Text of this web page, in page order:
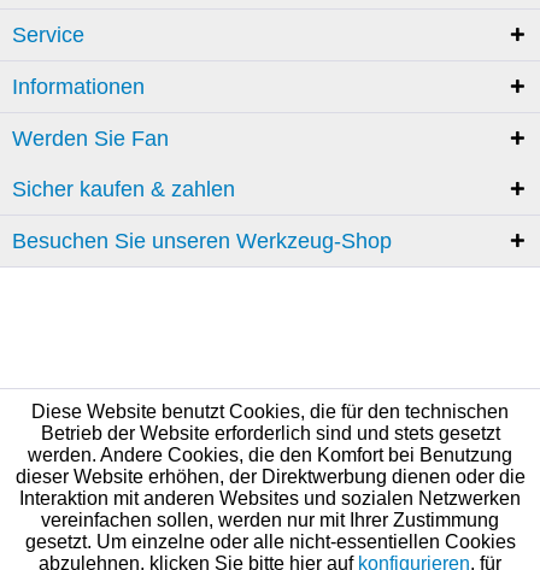
Service
Informationen
Werden Sie Fan
Sicher kaufen & zahlen
Besuchen Sie unseren Werkzeug-Shop
Diese Website benutzt Cookies, die für den technischen
Betrieb der Website erforderlich sind und stets gesetzt
werden. Andere Cookies, die den Komfort bei Benutzung
dieser Website erhöhen, der Direktwerbung dienen oder die
Interaktion mit anderen Websites und sozialen Netzwerken
vereinfachen sollen, werden nur mit Ihrer Zustimmung
gesetzt. Um einzelne oder alle nicht-essentiellen Cookies
abzulehnen, klicken Sie bitte hier auf konfigurieren, für